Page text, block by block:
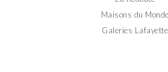
Maisons du Monde
Galeries Lafayette